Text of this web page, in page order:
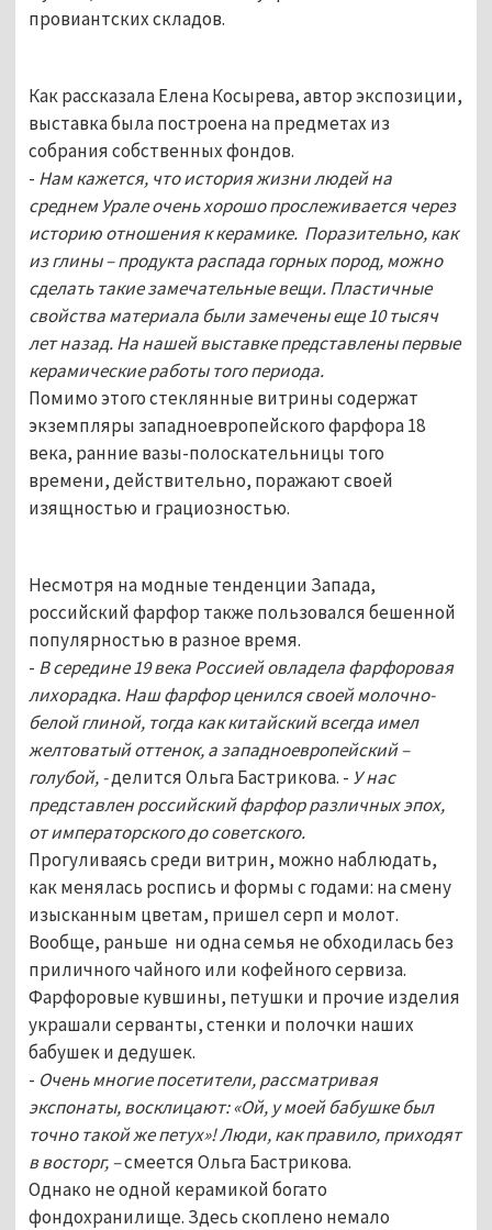
провиантских складов.
Как рассказала Елена Косырева, автор экспозиции,
выставка была построена на предметах из
собрания собственных фондов.
- Нам кажется, что история жизни людей на
среднем Урале очень хорошо прослеживается через
историю отношения к керамике. Поразительно, как
из глины – продукта распада горных пород, можно
сделать такие замечательные вещи. Пластичные
свойства материала были замечены еще 10 тысяч
лет назад. На нашей выставке представлены первые
керамические работы того периода.
Помимо этого стеклянные витрины содержат
экземпляры западноевропейского фарфора 18
века, ранние вазы-полоскательницы того
времени, действительно, поражают своей
изящностью и грациозностью.
Несмотря на модные тенденции Запада,
российский фарфор также пользовался бешенной
популярностью в разное время.
- В середине 19 века Россией овладела фарфоровая
лихорадка. Наш фарфор ценился своей молочно-
белой глиной, тогда как китайский всегда имел
желтоватый оттенок, а западноевропейский –
голубой, -делится Ольга Бастрикова. - У нас
представлен российский фарфор различных эпох,
от императорского до советского.
Прогуливаясь среди витрин, можно наблюдать,
как менялась роспись и формы с годами: на смену
изысканным цветам, пришел серп и молот.
Вообще, раньше ни одна семья не обходилась без
приличного чайного или кофейного сервиза.
Фарфоровые кувшины, петушки и прочие изделия
украшали серванты, стенки и полочки наших
бабушек и дедушек.
- Очень многие посетители, рассматривая
экспонаты, восклицают: «Ой, у моей бабушке был
точно такой же петух»! Люди, как правило, приходят
в восторг, –смеется Ольга Бастрикова.
Однако не одной керамикой богато
фондохранилище. Здесь скоплено немало